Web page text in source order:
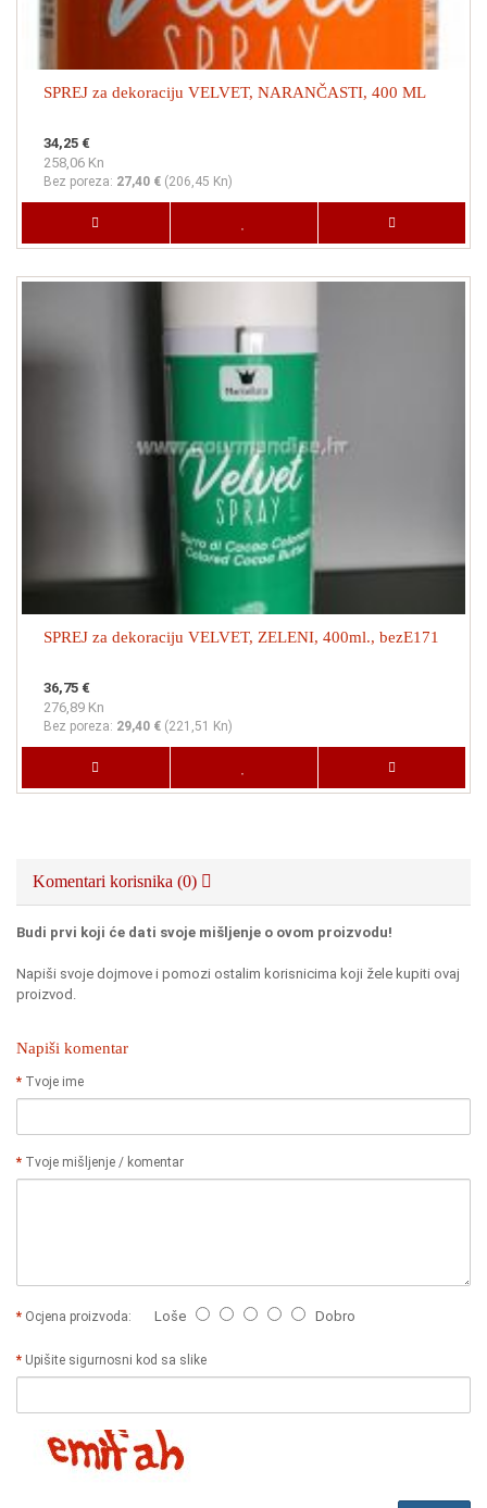
SPREJ za dekoraciju VELVET, NARANČASTI, 400 ML
34,25 €
258,06 Kn
Bez poreza: 27,40 € (206,45 Kn)
SPREJ za dekoraciju VELVET, ZELENI, 400ml., bezE171
36,75 €
276,89 Kn
Bez poreza: 29,40 € (221,51 Kn)
Komentari korisnika (0)
Budi prvi koji će dati svoje mišljenje o ovom proizvodu!
Napiši svoje dojmove i pomozi ostalim korisnicima koji žele kupiti ovaj
proizvod.
Napiši komentar
Tvoje ime
Tvoje mišljenje / komentar
Ocjena proizvoda: Loše Dobro
Upišite sigurnosni kod sa slike